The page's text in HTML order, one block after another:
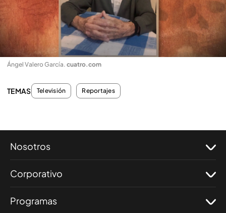
Ángel Valero García. cuatro.com
TEMAS Televisión Reportajes
Nosotros
Corporativo
Programas